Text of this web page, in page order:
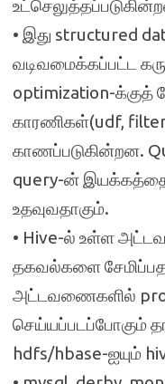
• இது structured
வடிவமைக்கப்பட்ட
optimization-க்குத்
காரணிகள்(udf,
காணப்படுகின்றன.
query-ன் இயக்கத்தை
உதவுவதாகும்.
• Hive-ல் உள்ள
தகவல்களை
அட்டவணைகளில்
செய்யப்படப்போகும்
hdfs/hbase-ஐயும்